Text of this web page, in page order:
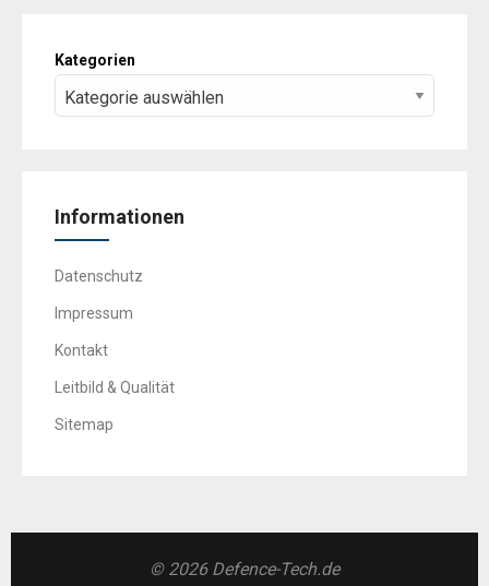
Kategorien
Informationen
Datenschutz
Impressum
Kontakt
Leitbild & Qualität
Sitemap
© 2026 Defence-Tech.de